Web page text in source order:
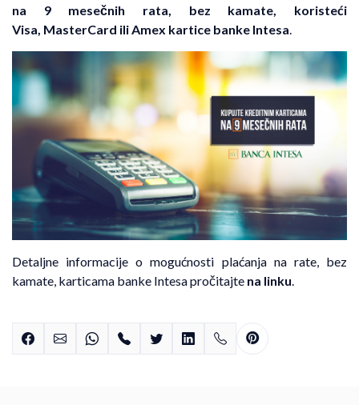
na 9 mesečnih rata, bez kamate, koristeći
Visa, MasterCard ili Amex kartice banke Intesa.
Detaljne informacije o mogućnosti plaćanja na rate, bez
kamate, karticama banke Intesa pročitajte na linku.